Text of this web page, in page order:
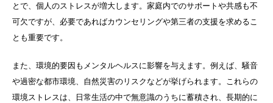
とで、個人のストレスが増大します。家庭内でのサポートや共感も不
可欠ですが、必要であればカウンセリングや第三者の支援を求めるこ
とも重要です。
また、環境的要因もメンタルヘルスに影響を与えます。例えば、騒音
や過密な都市環境、自然災害のリスクなどが挙げられます。これらの
環境ストレスは、日常生活の中で無意識のうちに蓄積され、長期的に